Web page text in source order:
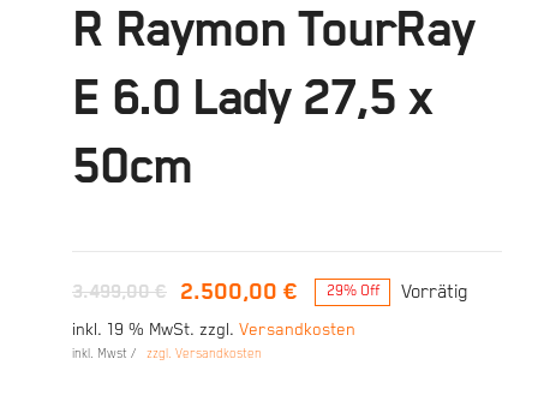
R Raymon TourRay
E 6.0 Lady 27,5 x
50cm
3.499,00€
Ursprünglicher
Preis
2.500,00€
Aktueller
Preis
29% Off Vorrätig
inkl. 19 % MwSt. zzgl. Versandkosten
inkl. Mwst / zzgl. Versandkosten